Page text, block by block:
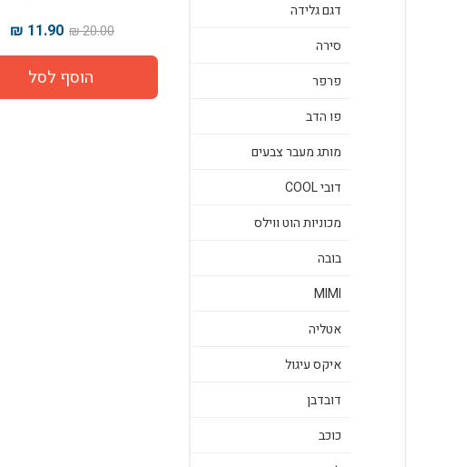
20.00 ₪
11.90 ₪
דגם גלידה
סירה
פרפר
פו הדב
מותג מעבר צבעים
דובי COOL
מכוניות הוט ווילס
בובה
MIMI
אטליה
איקס עיגול
דובדבן
כוכב